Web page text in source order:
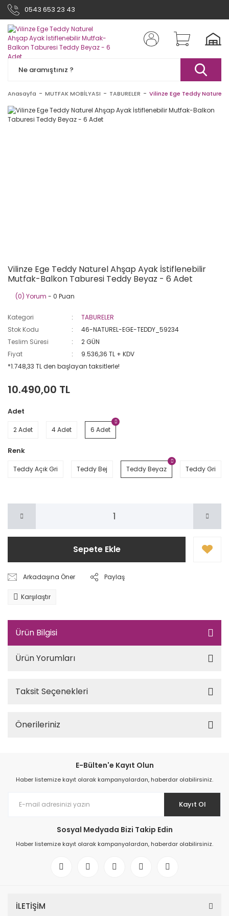
0543 653 23 43
Anasayfa MUTFAK MOBİLYASI TABURELER Vilinze Ege Teddy Naturel
Vilinze Ege Teddy Naturel Ahşap Ayak İstiflenebilir
Mutfak-Balkon Taburesi Teddy Beyaz - 6 Adet
(0) Yorum - 0 Puan
Kategori
TABURELER
Stok Kodu
46-NATUREL-EGE-TEDDY_59234
Teslim Süresi
2 GÜN
Fiyat
9.536,36 TL + KDV
*1.748,33 TL den başlayan taksitlerle!
10.490,00 TL
Adet
2 Adet 4 Adet 6 Adet
Renk
Teddy Açık Gri Teddy Bej Teddy Beyaz Teddy Gri
Sepete Ekle
Arkadaşına Öner Paylaş
Karşılaştır
Ürün Bilgisi
Ürün Yorumları
Taksit Seçenekleri
Önerileriniz
E-Bülten'e Kayıt Olun
Haber listemize kayıt olarak kampanyalardan, haberdar olabilirsiniz.
Kayıt Ol
Sosyal Medyada Bizi Takip Edin
Haber listemize kayıt olarak kampanyalardan, haberdar olabilirsiniz.
İLETİŞİM